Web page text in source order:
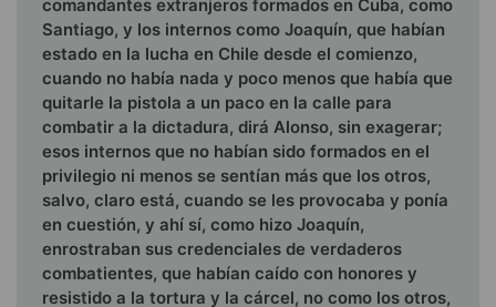
comandantes extranjeros formados en Cuba, como
Santiago, y los internos como Joaquín, que habían
estado en la lucha en Chile desde el comienzo,
cuando no había nada y poco menos que había que
quitarle la pistola a un paco en la calle para
combatir a la dictadura, dirá Alonso, sin exagerar;
esos internos que no habían sido formados en el
privilegio ni menos se sentían más que los otros,
sal­vo, claro está, cuando se les provocaba y ponía
en cuestión, y ahí sí, como hizo Joaquín,
enrostraban sus credenciales de ver­daderos
combatientes, que habían caído con honores y
resistido a la tortura y la cárcel, no como los otros,